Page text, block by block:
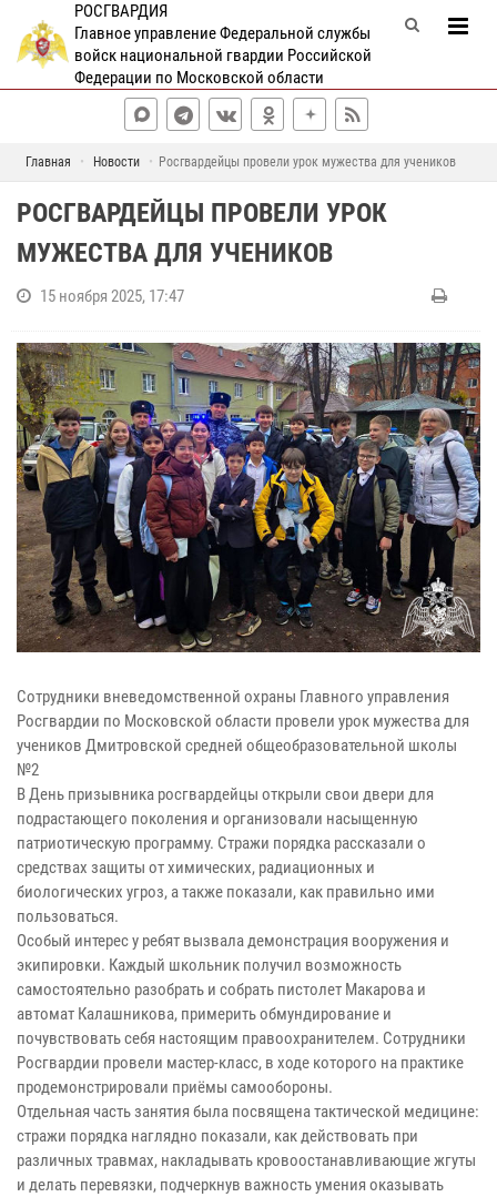
РОСГВАРДИЯ
Главное управление Федеральной службы
войск национальной гвардии Российской
Федерации по Московской области
Главная Новости Росгвардейцы провели урок мужества для учеников
РОСГВАРДЕЙЦЫ ПРОВЕЛИ УРОК
МУЖЕСТВА ДЛЯ УЧЕНИКОВ
15 ноября 2025, 17:47
Сотрудники вневедомственной охраны Главного управления
Росгвардии по Московской области провели урок мужества для
учеников Дмитровской средней общеобразовательной школы
№2
В День призывника росгвардейцы открыли свои двери для
подрастающего поколения и организовали насыщенную
патриотическую программу. Стражи порядка рассказали о
средствах защиты от химических, радиационных и
биологических угроз, а также показали, как правильно ими
пользоваться.
Особый интерес у ребят вызвала демонстрация вооружения и
экипировки. Каждый школьник получил возможность
самостоятельно разобрать и собрать пистолет Макарова и
автомат Калашникова, примерить обмундирование и
почувствовать себя настоящим правоохранителем. Сотрудники
Росгвардии провели мастер-класс, в ходе которого на практике
продемонстрировали приёмы самообороны.
Отдельная часть занятия была посвящена тактической медицине:
стражи порядка наглядно показали, как действовать при
различных травмах, накладывать кровоостанавливающие жгуты
и делать перевязки, подчеркнув важность умения оказывать